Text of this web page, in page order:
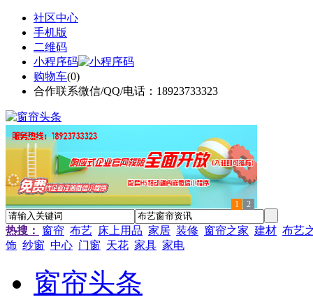
社区中心
手机版
二维码
小程序码
购物车(0)
合作联系微信/QQ/电话：18923733323
1 2
热搜： 窗帘 布艺 床上用品 家居 装修 窗帘之家 建材 布艺
饰 纱窗 中心 门窗 天花 家具 家电
窗帘头条